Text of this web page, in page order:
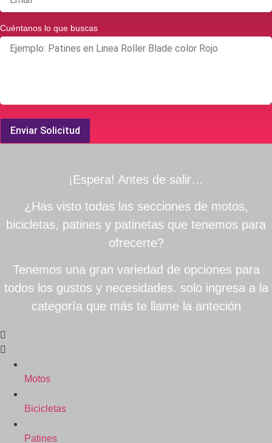
Cuéntanos lo que buscas
Enviar Solicitud
¡Espera! Antes de salir…
¿Has visto todas las secciones de motos,
bicicletas, patines y patinetas que tenemos para
ofrecerte?
Tenemos una gran variedad de opciones para
todos los gustos y necesidades. solo ingresa a la
categoría que más te llame la anteción
Motos
Bicicletas
Patines